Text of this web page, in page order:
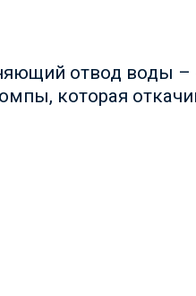
отвод воды
которая
на износ, и по